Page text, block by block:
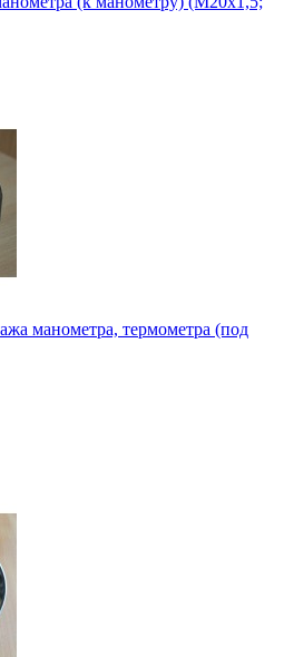
манометра, термометра (под